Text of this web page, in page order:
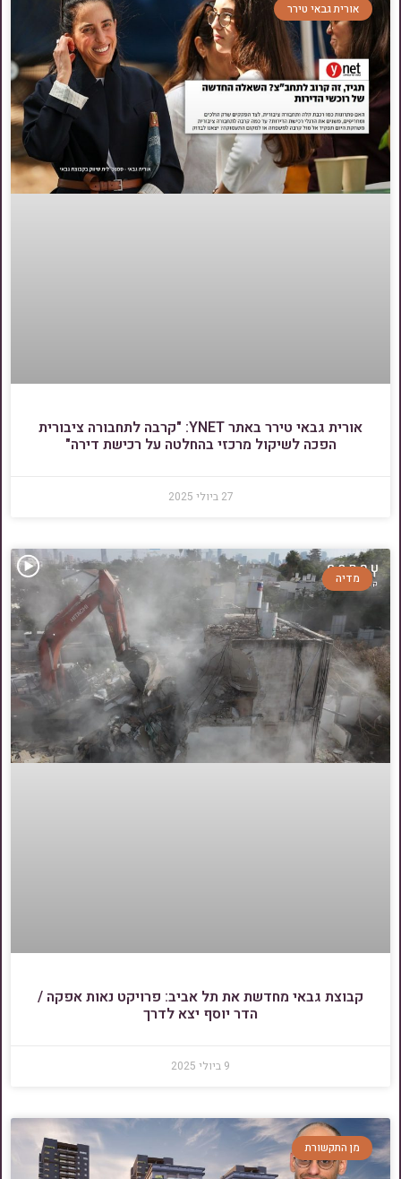
אורית גבאי טירר
אורית גבאי טירר באתר YNET: "קרבה לתחבורה ציבורית
הפכה לשיקול מרכזי בהחלטה על רכישת דירה"
27 ביולי 2025
מדיה
קבוצת גבאי מחדשת את תל אביב: פרויקט נאות אפקה /
הדר יוסף יצא לדרך
9 ביולי 2025
מן התקשורת